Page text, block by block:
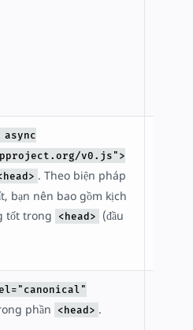
v0.js">
. Theo biện pháp
bạn nên bao gồm kịch
tốt trong
<head>
(đầu
phần <head> .